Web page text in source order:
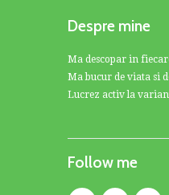
Despre mine
Ma descopar in
Ma bucur de viata si
Lucrez activ la
Follow me